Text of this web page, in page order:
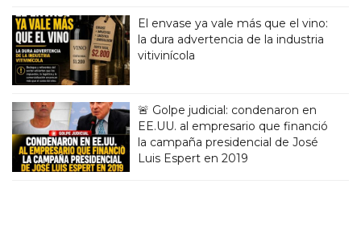
El envase ya vale más que el vino:
la dura advertencia de la industria
vitivinícola
🚨 Golpe judicial: condenaron en
EE.UU. al empresario que financió
la campaña presidencial de José
Luis Espert en 2019